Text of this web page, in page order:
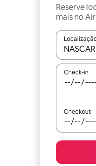
Reserve
mais no
Quando
Check-in
Checkout